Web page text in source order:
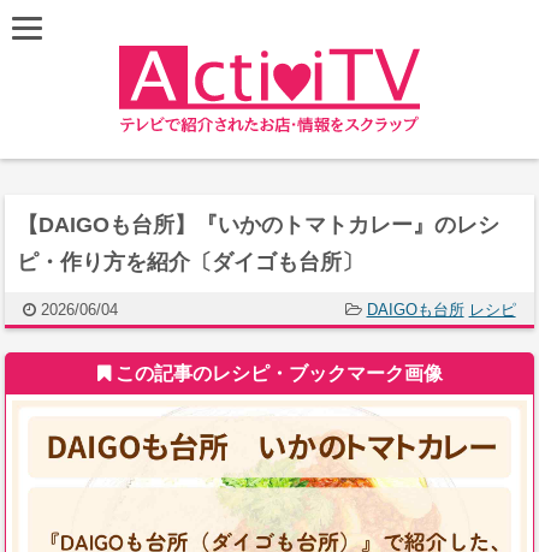
【DAIGOも台所】『いかのトマトカレー』のレシ
ピ・作り方を紹介〔ダイゴも台所〕
2026/06/04 DAIGOも台所 レシピ
この記事のレシピ・ブックマーク画像